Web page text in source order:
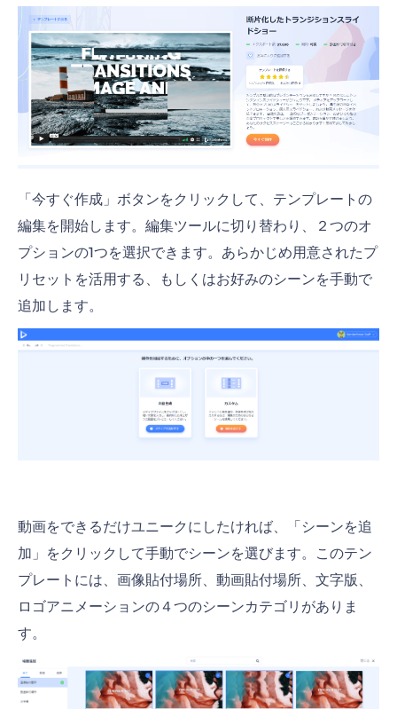
「今すぐ作成」ボタンをクリックして、テンプレートの
編集を開始します。編集ツールに切り替わり、２つのオ
プションの1つを選択できます。あらかじめ用意されたプ
リセットを活用する、もしくはお好みのシーンを手動で
追加します。
動画をできるだけユニークにしたければ、「シーンを追
加」をクリックして手動でシーンを選びます。このテン
プレートには、画像貼付場所、動画貼付場所、文字版、
ロゴアニメーションの４つのシーンカテゴリがありま
す。